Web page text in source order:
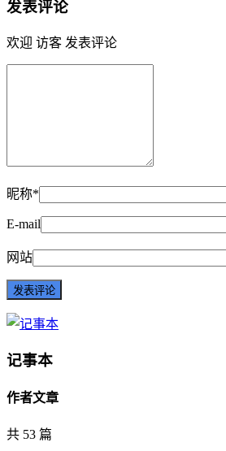
发表评论
欢迎 访客 发表评论
昵称*
E-mail
网站
记事本
作者文章
共 53 篇